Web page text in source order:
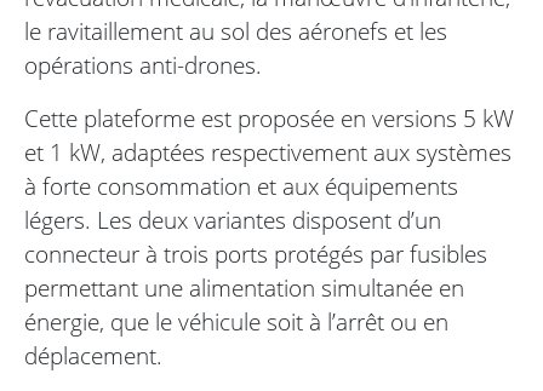
le ravitaillement au sol des aéronefs et les
opérations anti-drones.
Cette plateforme est proposée en versions 5 kW
et 1 kW, adaptées respectivement aux systèmes
à forte consommation et aux équipements
légers. Les deux variantes disposent d’un
connecteur à trois ports protégés par fusibles
permettant une alimentation simultanée en
énergie, que le véhicule soit à l’arrêt ou en
déplacement.